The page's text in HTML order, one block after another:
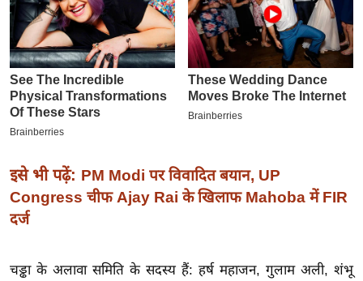
ई
-
पे
प
र
मि
सा
ल
बे
मि
ल
इसे भी पढ़ें: PM Modi पर विवादित बयान, UP
Congress चीफ Ajay Rai के खिलाफ Mahoba में FIR
दर्ज
चड्ढा के अलावा समिति के सदस्य हैं: हर्ष महाजन, गुलाम अली, शंभू